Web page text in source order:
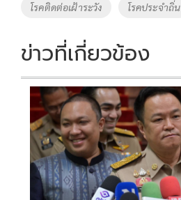
โรคติดต่อเฝ้าระวัง โรคประจำถิ่น
ข่าวที่เกี่ยวข้อง